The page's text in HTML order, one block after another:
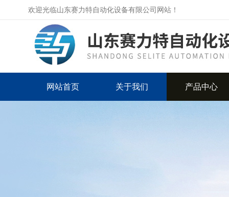
欢迎光临山东赛力特自动化设备有限公司网站！
网站首页 关于我们 产品中心